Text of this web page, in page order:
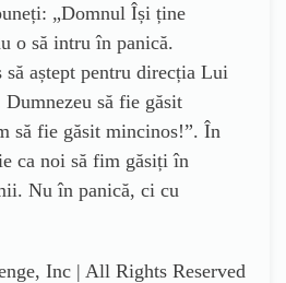
„Domnul Își ține
o să intru în panică.
să aștept pentru direcția Lui
să fie găsit
să fie găsit mincinos!”. În
ca noi să fim găsiți în
Nu în panică, ci cu
Inc | All Rights Reserved